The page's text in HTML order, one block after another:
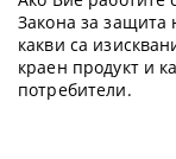
Закона за защита
какви са
краен продукт и
потребители.